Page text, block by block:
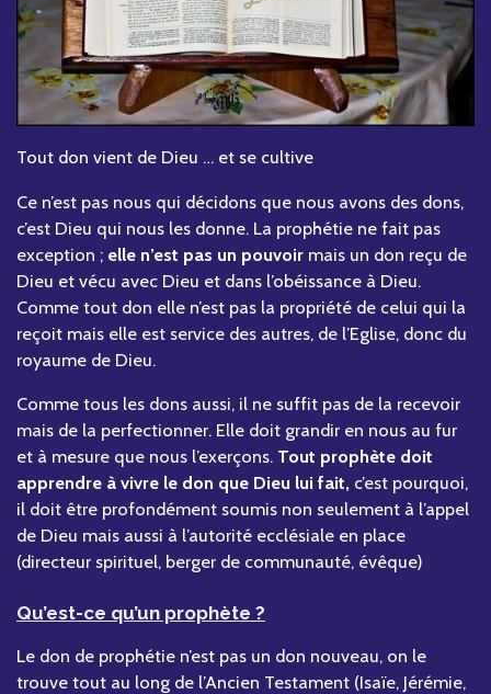
Tout don vient de Dieu … et se cultive
Ce n’est pas nous qui décidons que nous avons des dons,
c’est Dieu qui nous les donne. La prophétie ne fait pas
exception ; elle n’est pas un pouvoir mais un don reçu de
Dieu et vécu avec Dieu et dans l’obéissance à Dieu.
Comme tout don elle n’est pas la propriété de celui qui la
reçoit mais elle est service des autres, de l’Eglise, donc du
royaume de Dieu.
Comme tous les dons aussi, il ne suffit pas de la recevoir
mais de la perfectionner. Elle doit grandir en nous au fur
et à mesure que nous l’exerçons. Tout prophète doit
apprendre à vivre le don que Dieu lui fait, c’est pourquoi,
il doit être profondément soumis non seulement à l’appel
de Dieu mais aussi à l’autorité ecclésiale en place
(directeur spirituel, berger de communauté, évêque)
Qu’est-ce qu’un prophète ?
Le don de prophétie n’est pas un don nouveau, on le
trouve tout au long de l’Ancien Testament (Isaïe, Jérémie,